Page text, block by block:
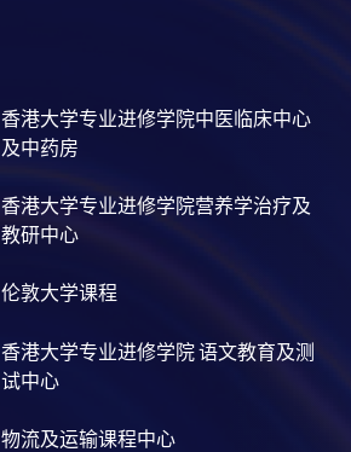
香港大学专业进修学院中医临床中心
及中药房
香港大学专业进修学院营养学治疗及
教研中心
伦敦大学课程
香港大学专业进修学院 语文教育及测
试中心
物流及运输课程中心